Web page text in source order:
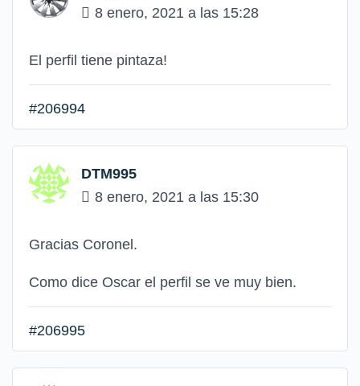
8 enero, 2021 a las 15:28
El perfil tiene pintaza!
#206994
DTM995
8 enero, 2021 a las 15:30
Gracias Coronel.
Como dice Oscar el perfil se ve muy bien.
#206995